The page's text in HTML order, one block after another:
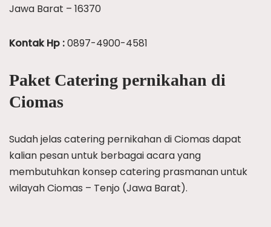
Jawa Barat – 16370
Kontak Hp :0897-4900-4581
Paket Catering pernikahan di
Ciomas
Sudah jelas catering pernikahan di Ciomas dapat
kalian pesan untuk berbagai acara yang
membutuhkan konsep catering prasmanan untuk
wilayah Ciomas – Tenjo (Jawa Barat).